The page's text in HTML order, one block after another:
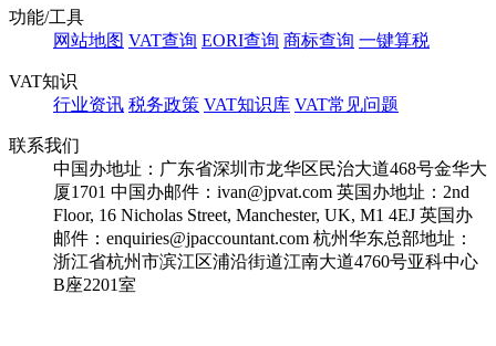
功能/工具
网站地图 VAT查询 EORI查询 商标查询 一键算税
VAT知识
行业资讯 税务政策 VAT知识库 VAT常见问题
联系我们
中国办地址：广东省深圳市龙华区民治大道468号金华大
厦1701 中国办邮件：ivan@jpvat.com 英国办地址：2nd
Floor, 16 Nicholas Street, Manchester, UK, M1 4EJ 英国办
邮件：enquiries@jpaccountant.com 杭州华东总部地址：
浙江省杭州市滨江区浦沿街道江南大道4760号亚科中心
B座2201室